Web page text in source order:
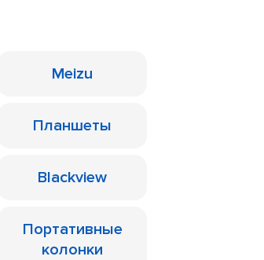
Meizu
Планшеты
Blackview
Портативные
колонки